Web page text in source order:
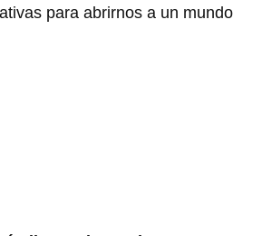
para abrirnos a un mundo